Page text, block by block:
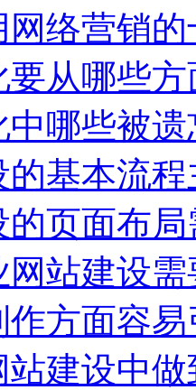
网络营销
要从哪些
中哪些被
的基本流
的页面布
网站建设
作方面容
站建设中